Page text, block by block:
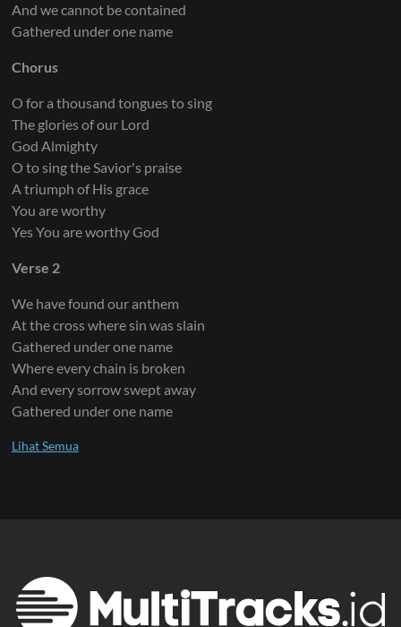
And we cannot be contained
Gathered under one name
Chorus
O for a thousand tongues to sing
The glories of our Lord
God Almighty
O to sing the Savior's praise
A triumph of His grace
You are worthy
Yes You are worthy God
Verse 2
We have found our anthem
At the cross where sin was slain
Gathered under one name
Where every chain is broken
And every sorrow swept away
Gathered under one name